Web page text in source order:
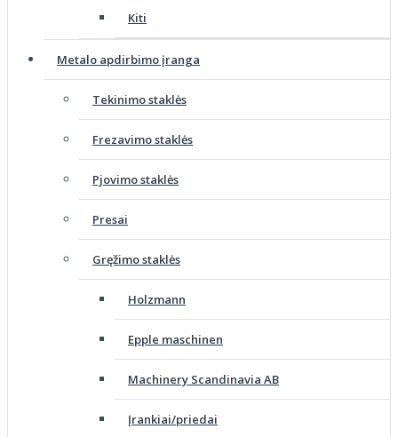
Kiti
Metalo apdirbimo įranga
Tekinimo staklės
Frezavimo staklės
Pjovimo staklės
Presai
Gręžimo staklės
Holzmann
Epple maschinen
Machinery Scandinavia AB
Įrankiai/priedai